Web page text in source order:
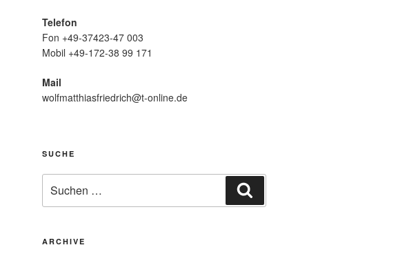
Telefon
Fon +49-37423-47 003
Mobil +49-172-38 99 171
Mail
wolfmatthiasfriedrich@t-online.de
SUCHE
nach:
ARCHIVE